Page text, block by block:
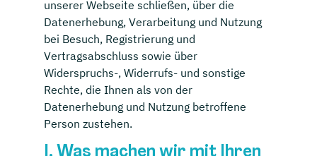
unserer Webseite schließen, über die
Datenerhebung, Verarbeitung und Nutzung
bei Besuch, Registrierung und
Vertragsabschluss sowie über
Widerspruchs-, Widerrufs- und sonstige
Rechte, die Ihnen als von der
Datenerhebung und Nutzung betroffene
Person zustehen.